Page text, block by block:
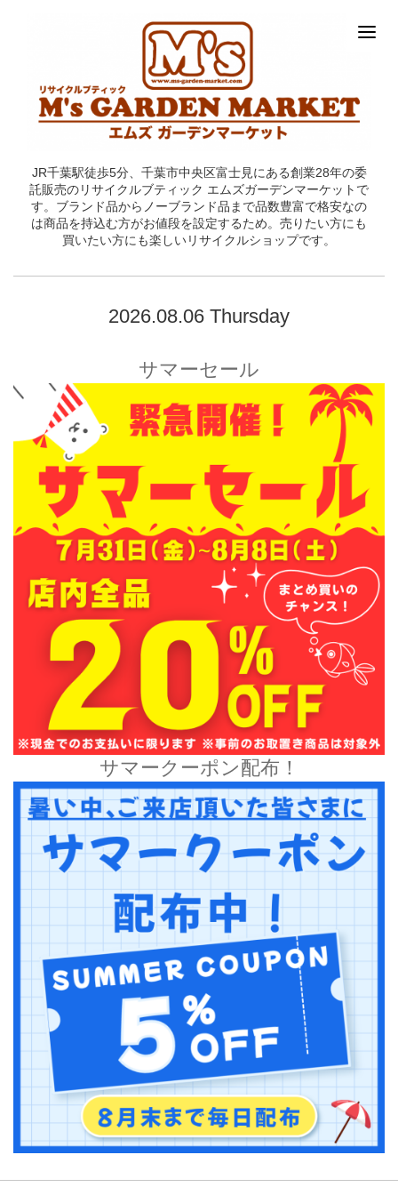
JR千葉駅徒歩5分、千葉市中央区富士見にある創業28年の委
託販売のリサイクルブティック エムズガーデンマーケットで
す。ブランド品からノーブランド品まで品数豊富で格安なの
は商品を持込む方がお値段を設定するため。売りたい方にも
買いたい方にも楽しいリサイクルショップです。
2026.08.06 Thursday
サマーセール
サマークーポン配布！